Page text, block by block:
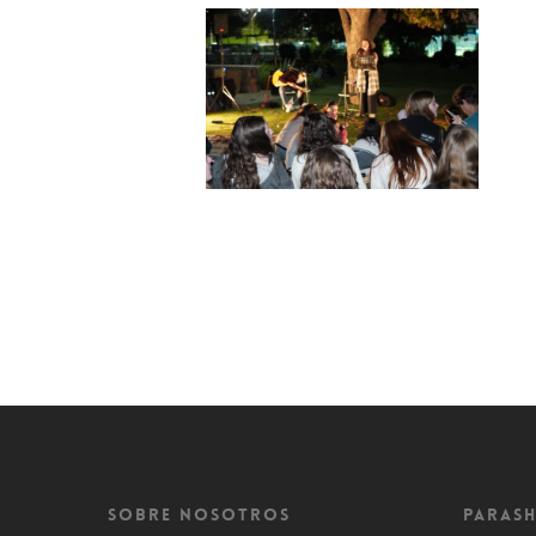
Sobre Nosotros